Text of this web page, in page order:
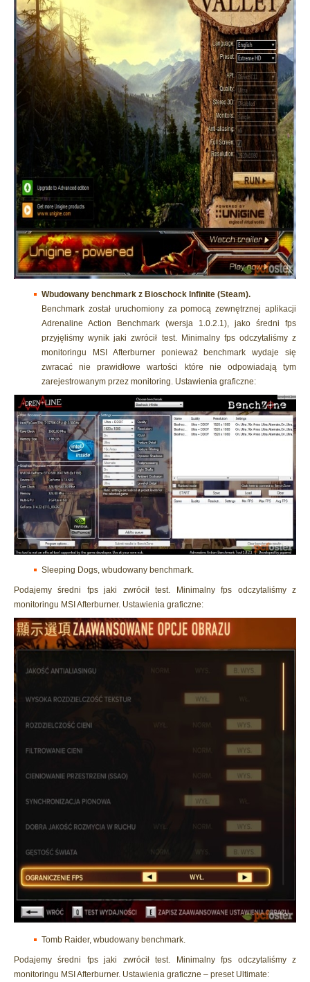
Wbudowany benchmark z Bioschock Infinite (Steam).
Benchmark został uruchomiony za pomocą zewnętrznej aplikacji
Adrenaline Action Benchmark (wersja 1.0.2.1), jako średni fps
przyjęliśmy wynik jaki zwrócił test. Minimalny fps odczytaliśmy z
monitoringu MSI Afterburner ponieważ benchmark wydaje się
zwracać nie prawidłowe wartości które nie odpowiadają tym
zarejestrowanym przez monitoring. Ustawienia graficzne:
Sleeping Dogs, wbudowany benchmark.
Podajemy średni fps jaki zwrócił test. Minimalny fps odczytaliśmy z
monitoringu MSI Afterburner. Ustawienia graficzne:
Tomb Raider, wbudowany benchmark.
Podajemy średni fps jaki zwrócił test. Minimalny fps odczytaliśmy z
monitoringu MSI Afterburner. Ustawienia graficzne – preset Ultimate: